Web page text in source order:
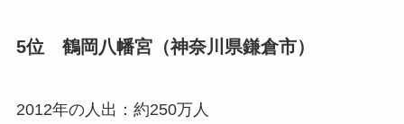
5位 鶴岡八幡宮（神奈川県鎌倉市）
2012年の人出：約250万人